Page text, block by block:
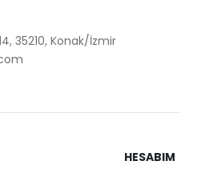
35210, Konak/İzmir
HESABIM